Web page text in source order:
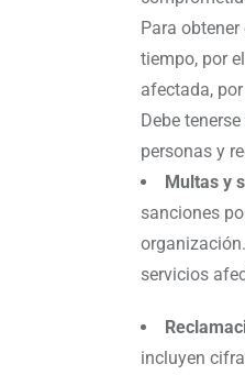
Para
tiempo, por
afectada,
Debe
personas y
Multas y
sanciones
servicios
incluyen